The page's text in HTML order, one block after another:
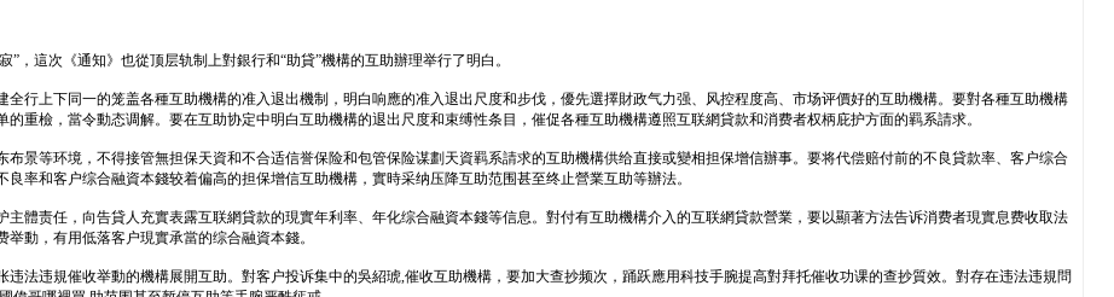
，這次《通知》也從顶层轨制上對銀行和“助貸”機構的互助辦理举行了明白。
全行上下同一的笼盖各種互助機構的准入退出機制，明白响應的准入退出尺度和步伐，優先選擇財政气力强、风控程度高、市场评價好的互助機構。要對各種互助機構
重檢，當令動态调解。要在互助协定中明白互助機構的退出尺度和束缚性条目，催促各種互助機構遵照互联網貸款和消费者权柄庇护方面的羁系請求。
景等环境，不得接管無担保天資和不合适信誉保险和包管保险谋劃天資羁系請求的互助機構供给直接或變相担保增信辦事。要将代偿赔付前的不良貸款率、客户综合
率和客户综合融資本錢较着偏高的担保增信互助機構，實時采纳压降互助范围甚至终止營業互助等辦法。
體责任，向告貸人充實表露互联網貸款的現實年利率、年化综合融資本錢等信息。對付有互助機構介入的互联網貸款營業，要以顯著方法告诉消费者現實息费收取法
動，有用低落客户現實承當的综合融資本錢。
法违規催收举動的機構展開互助。對客户投诉集中的吳紹琥,催收互助機構，要加大查抄频次，踊跃應用科技手腕提高對拜托催收功课的查抄質效。對存在违法违規問